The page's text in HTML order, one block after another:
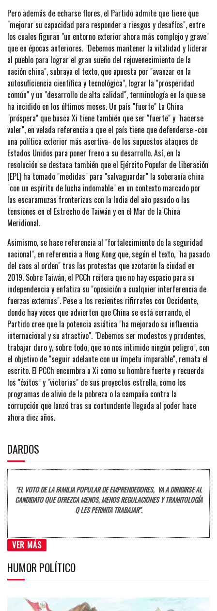
Pero además de echarse flores, el Partido admite que tiene que
"mejorar su capacidad para responder a riesgos y desafíos", entre
los cuales figuran "un entorno exterior ahora más complejo y grave"
que en épocas anteriores. "Debemos mantener la vitalidad y liderar
al pueblo para lograr el gran sueño del rejuvenecimiento de la
nación china", subraya el texto, que apuesta por "avanzar en la
autosuficiencia científica y tecnológica", lograr la "prosperidad
común" y un "desarrollo de alta calidad", terminología en la que se
ha incidido en los últimos meses. Un país "fuerte" La China
"próspera" que busca Xi tiene también que ser "fuerte" y "hacerse
valer", en velada referencia a que el país tiene que defenderse -con
una política exterior más asertiva- de los supuestos ataques de
Estados Unidos para poner freno a su desarrollo. Así, en la
resolución se destaca también que el Ejército Popular de Liberación
(EPL) ha tomado "medidas" para "salvaguardar" la soberanía china
"con un espíritu de lucha indomable" en un contexto marcado por
las escaramuzas fronterizas con la India del año pasado o las
tensiones en el Estrecho de Taiwán y en el Mar de la China
Meridional.
Asimismo, se hace referencia al "fortalecimiento de la seguridad
nacional", en referencia a Hong Kong que, según el texto, "ha pasado
del caos al orden" tras las protestas que azotaron la ciudad en
2019. Sobre Taiwán, el PCCh reitera que no hay espacio para su
independencia y enfatiza su "oposición a cualquier interferencia de
fuerzas externas". Pese a los recientes rifirrafes con Occidente,
donde hay voces que advierten que China se está cerrando, el
Partido cree que la potencia asiática "ha mejorado su influencia
internacional y su atractivo". "Debemos ser modestos y prudentes,
trabajar duro y, sobre todo, que no nos intimide ningún peligro", con
el objetivo de "seguir adelante con un ímpetu imparable", remata el
escrito. El PCCh encumbra a Xi como su hombre fuerte y recuerda
los "éxitos" y "victorias" de sus proyectos estrella, como los
programas de alivio de la pobreza o la campaña contra la
corrupción que lanzó tras su contundente llegada al poder hace
ahora diez años.
DARDOS
"EL VOTO DE LA FAMILIA POPULAR DE EMPRENDEDORES, VA A DIRIGIRSE AL
CANDIDATO QUE OFREZCA MENOS, MENOS REGULACIONES Y TRAMITOLOGÍA
Q LES PERMITA TRABAJAR".
VER MÁS
HUMOR POLÍTICO